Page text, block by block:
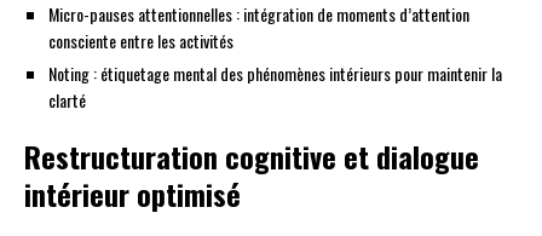
Micro-pauses attentionnelles : intégration de moments d’attention
consciente entre les activités
Noting : étiquetage mental des phénomènes intérieurs pour maintenir la
clarté
Restructuration cognitive et dialogue
intérieur optimisé